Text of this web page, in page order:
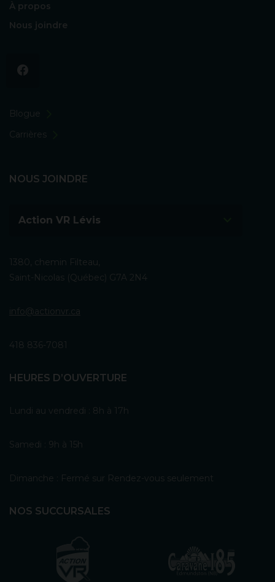
À propos
Nous joindre
Blogue
Carrières
NOUS JOINDRE
Action VR Lévis
1380, chemin Filteau,
Saint-Nicolas (Québec) G7A 2N4
info@actionvr.ca
418 836-7081
HEURES D’OUVERTURE
Lundi au vendredi : 8h à 17h
Samedi : 9h à 15h
Dimanche : Fermé sur Rendez-vous seulement
NOS SUCCURSALES